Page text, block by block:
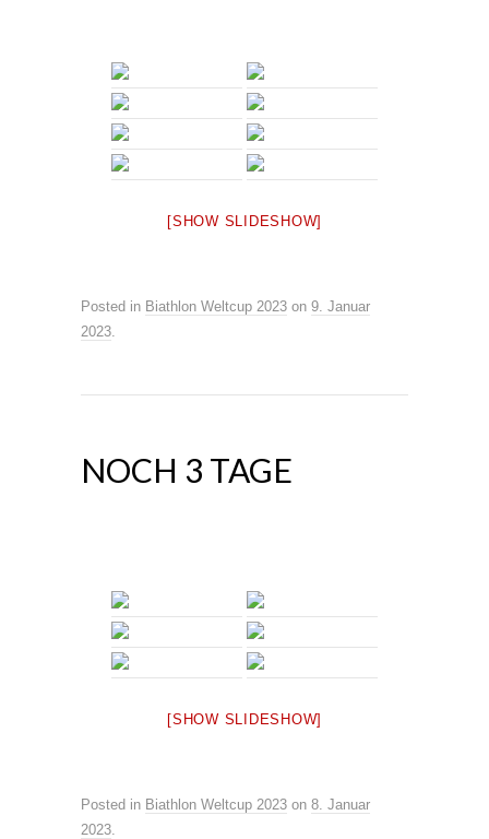
[SHOW SLIDESHOW]
Posted in Biathlon Weltcup 2023 on 9. Januar
2023
NOCH 3 TAGE
[SHOW SLIDESHOW]
Posted in Biathlon Weltcup 2023 on 8. Januar
2023